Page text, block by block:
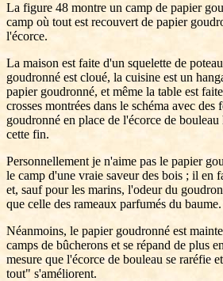
La figure 48 montre un camp de papier
camp où tout est recouvert de papier
l'écorce.
La maison est faite d'un squelette de
goudronné est cloué, la cuisine est un
papier goudronné, et même la table est
crosses montrées dans le schéma avec des
goudronné en place de l'écorce de
cette fin.
Personnellement je n'aime pas le papier
le camp d'une vraie saveur des bois ; il en
et, sauf pour les marins, l'odeur du
que celle des rameaux parfumés du baume.
Néanmoins, le papier goudronné est
camps de bûcherons et se répand de plus
mesure que l'écorce de bouleau se raréfie
tout" s'améliorent.